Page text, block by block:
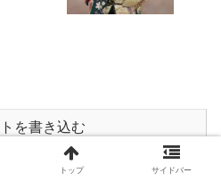
を書き込む
トップ サイドバー